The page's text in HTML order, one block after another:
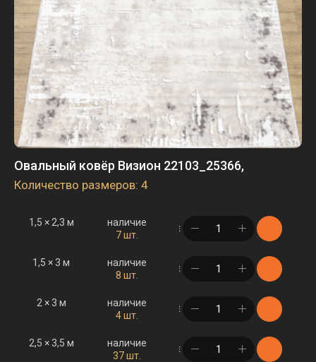
2 шт.
3 × 4 м
наличие
1 шт.
Овальный ковёр Визион 22103_25366,
Количество размеров: 4
1,5 × 2,3 м
наличие
7 шт.
в корзине
1,5 × 3 м
наличие
8 шт.
в корзине
2 × 3 м
наличие
4 шт.
в корзине
2,5 × 3,5 м
наличие
37 шт.
в корзине